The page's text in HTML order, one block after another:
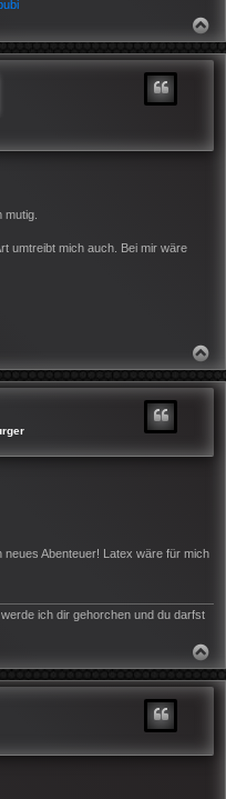
C
umtreibt mich auch. Bei mir wäre
C
neues Abenteuer! Latex wäre für mich
ich dir gehorchen und du darfst
C